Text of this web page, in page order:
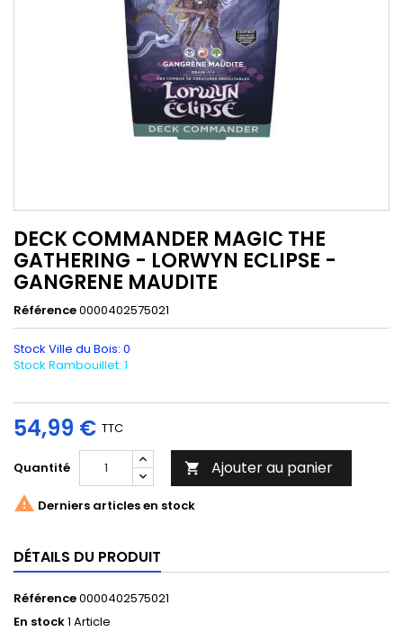
DECK COMMANDER MAGIC THE
GATHERING - LORWYN ECLIPSE -
GANGRENE MAUDITE
Référence0000402575021
Stock Ville du Bois: 0
Stock Rambouillet: 1
54,99 € TTC
Quantité  Ajouter au panier
 Derniers articles en stock
DÉTAILS DU PRODUIT
Référence0000402575021
En stock1 Article